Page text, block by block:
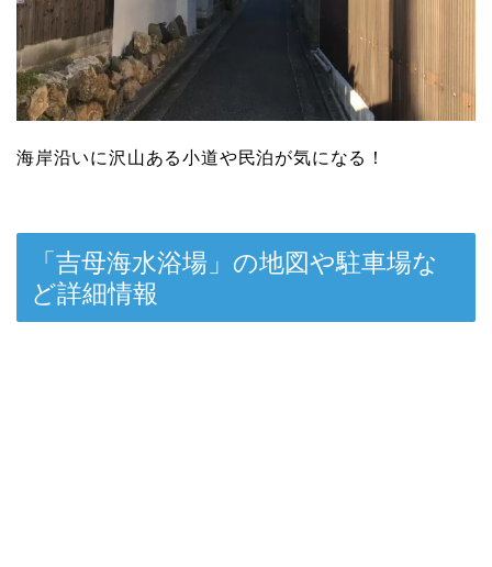
海岸沿いに沢山ある小道や民泊が気になる！
「吉母海水浴場」の地図や駐車場な
ど詳細情報